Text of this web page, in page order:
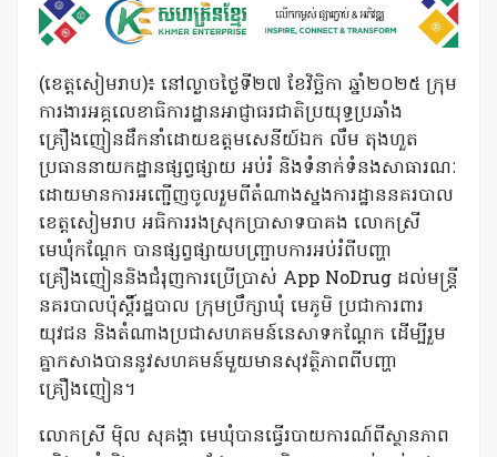
(ខេត្តសៀមរាប)៖ នៅល្ងាចថ្ងៃទី២៧ ខែវិច្ឆិកា ឆ្នាំ២០២៥ ក្រុម
ការងារអគ្គលេខាធិការដ្ឋានអាជ្ញាធរជាតិប្រយុទ្ធប្រឆាំង
គ្រឿងញៀនដឹកនាំដោយឧត្តមសេនីយ៍ឯក លឹម តុងហួត
ប្រធាននាយកដ្ឋានផ្សព្វផ្សាយ អប់រំ និងទំនាក់ទំនងសាធារណៈ
ដោយមានការអញ្ជើញចូលរួមពីតំណាងស្នងការដ្ឋាននគរបាល
ខេត្តសៀមរាប អធិការរងស្រុកប្រាសាទបាគង លោកស្រី
មេឃុំកណ្តែក បានផ្សព្វផ្សាយបញ្ជ្រាបការអប់រំពីបញ្ហា
គ្រឿងញៀននិងជំរុញការប្រើប្រាស់ App NoDrug ដល់មន្ត្រី
នគរបាលប៉ុស្តិ៍រដ្ឋបាល ក្រុមប្រឹក្សាឃុំ មេភូមិ ប្រជាការពារ
យុវជន និងតំណាងប្រជាសហគមន៍នេសាទកណ្តែក ដើម្បីរួម
គ្នាកសាងបាននូវសហគមន៍មួយមានសុវត្ថិភាពពីបញ្ហា
គ្រឿងញៀន។
លោកស្រី ម៉ិល សុគង្គា មេឃុំបានធ្វើរបាយការណ៍ពីស្ថានភាព